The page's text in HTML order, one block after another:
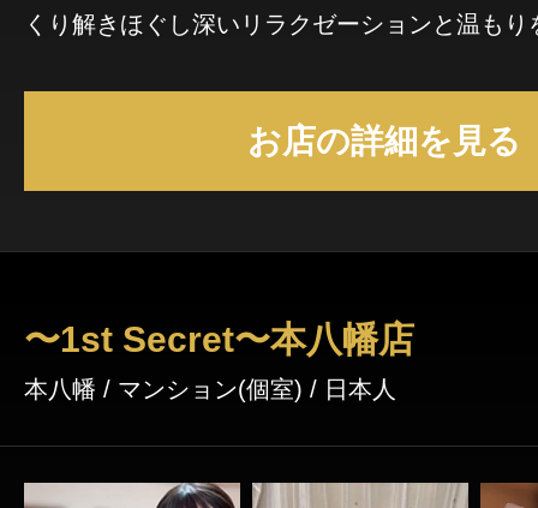
くり解きほぐし深いリラクゼーションと温も
お店の詳細を見る
〜1st Secret〜本八幡店
本八幡 / マンション(個室) / 日本人